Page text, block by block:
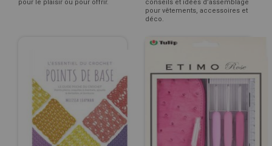
pour le plaisir ou pour offrir.
conseils et idées d’assemblage
pour vêtements, accessoires et
déco.